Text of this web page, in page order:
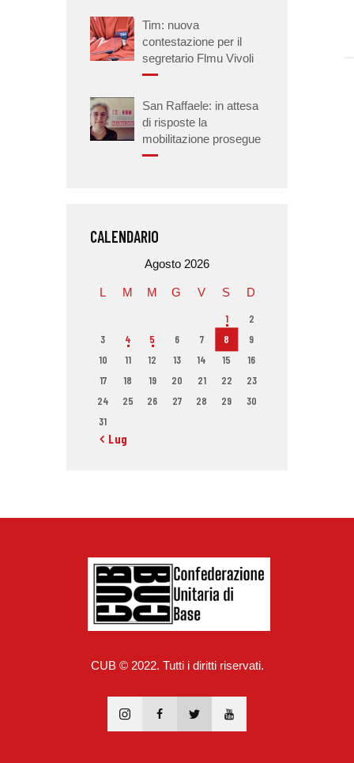
Tim: nuova
contestazione per il
segretario Flmu Vivoli
San Raffaele: in attesa
di risposte la
mobilitazione prosegue
CALENDARIO
Agosto 2026
L M M G V S D
1
2
3
4 5 6 7 8
9
10
11 12 13 14 15
16
17
18 19 20 21 22
23
24
25 26 27 28 29
30
31
« Lug
CUB © 2022. Tutti i diritti riservati.